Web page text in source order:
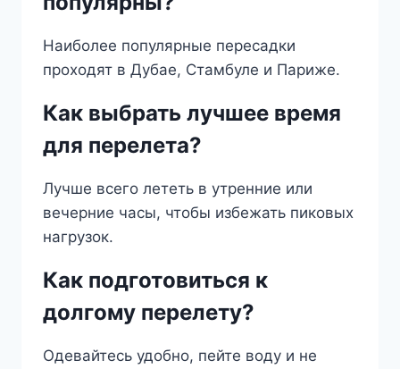
Наиболее популярные пересадки
проходят в Дубае, Стамбуле и Париже.
Как выбрать лучшее время
для перелета?
Лучше всего лететь в утренние или
вечерние часы, чтобы избежать пиковых
нагрузок.
Как подготовиться к
долгому перелету?
Одевайтесь удобно, пейте воду и не